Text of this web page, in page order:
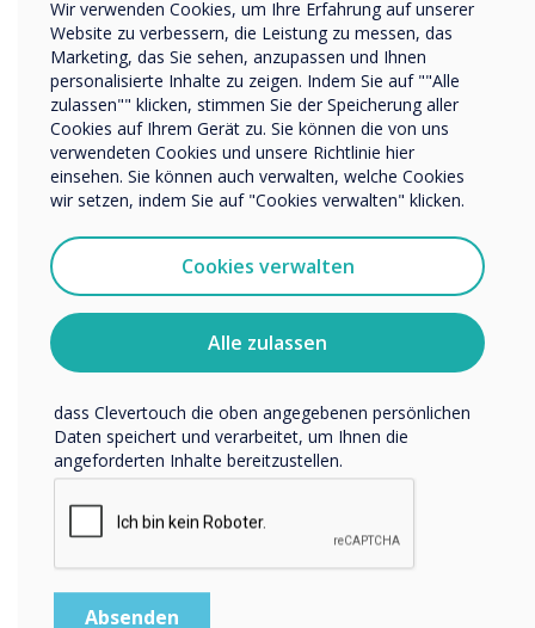
Zukünftige Jobs und die Fähigkeiten, die
benötigt werden, um sie zu bekommen -
EdTech
Wir verwenden Cookies, um Ihre Erfahrung auf unserer
Website zu verbessern, die Leistung zu messen, das
Marketing, das Sie sehen, anzupassen und Ihnen
personalisierte Inhalte zu zeigen. Indem Sie auf ""Alle
zulassen"" klicken, stimmen Sie der Speicherung aller
Cookies auf Ihrem Gerät zu. Sie können die von uns
verwendeten Cookies und unsere Richtlinie hier
einsehen. Sie können auch verwalten, welche Cookies
wir setzen, indem Sie auf "Cookies verwalten" klicken.
Cookies verwalten
Alle zulassen
Name Unternehmen/Einrichtung
Wir möchten Sie gerne per E-Mail, Telefon oder Post
bezüglich unserer Produkte und Dienstleistungen
kontaktieren.
Ich bin damit einverstanden, Mitteilungen von
Sie können diese Benachrichtigungen jederzeit
abbestellen. Weitere Informationen zum Abbestellen, zu
unseren Datenschutzverfahren und dazu, wie wir Ihre
Privatsphäre schützen und respektieren, finden Sie in
unserer Datenschutzrichtlinie.
dass Clevertouch die oben angegebenen persönlichen
Daten speichert und verarbeitet, um Ihnen die
angeforderten Inhalte bereitzustellen.